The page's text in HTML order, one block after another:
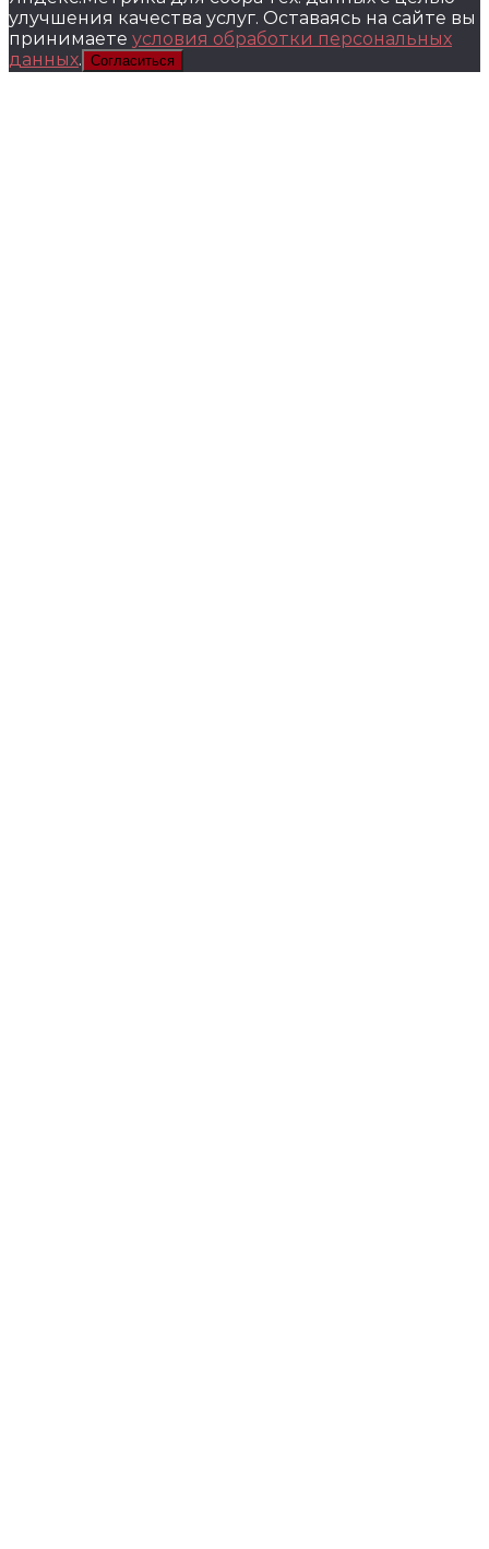
улучшения качества услуг. Оставаясь на сайте вы
принимаете условия обработки персональных
данных. Согласиться